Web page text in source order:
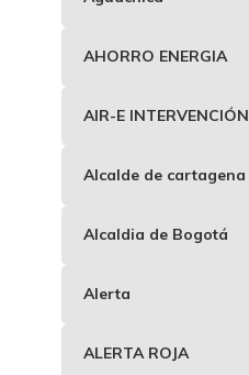
AHORRO ENERGIA
AIR-E INTERVENCIÓN
Alcalde de cartagena
Alcaldia de Bogotá
Alerta
ALERTA ROJA